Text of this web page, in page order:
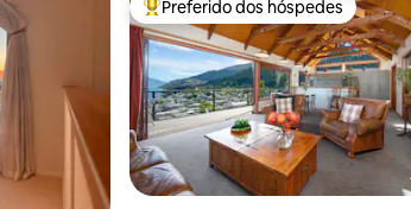
hóspedes Entre os melhores preferidos dos
Preferido dos hóspedes